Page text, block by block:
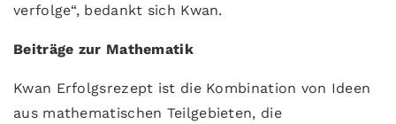
verfolge“, bedankt sich Kwan.
Beiträge zur Mathematik
Kwan Erfolgsrezept ist die Kombination von Ideen
aus mathematischen Teilgebieten, die